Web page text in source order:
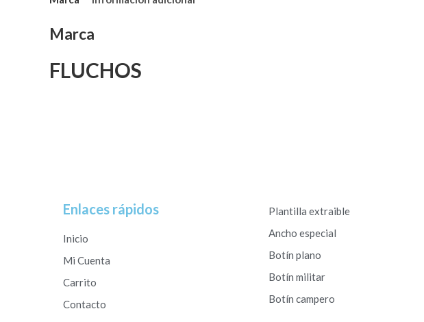
Marca
FLUCHOS
Enlaces rápidos
Inicio
Mi Cuenta
Carrito
Contacto
Plantilla extraible
Ancho especial
Botín plano
Botín militar
Botín campero